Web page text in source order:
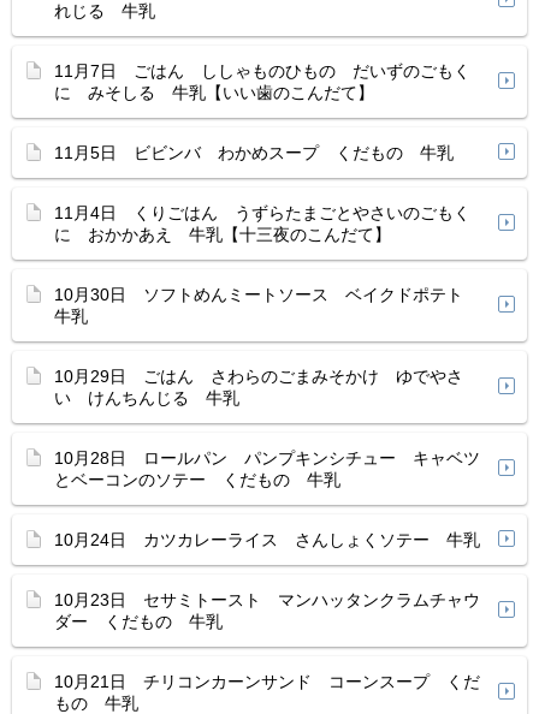
れじる 牛乳
11月7日 ごはん ししゃものひもの だいずのごもく
に みそしる 牛乳【いい歯のこんだて】
11月5日 ビビンバ わかめスープ くだもの 牛乳
11月4日 くりごはん うずらたまごとやさいのごもく
に おかかあえ 牛乳【十三夜のこんだて】
10月30日 ソフトめんミートソース ベイクドポテト
牛乳
10月29日 ごはん さわらのごまみそかけ ゆでやさ
い けんちんじる 牛乳
10月28日 ロールパン パンプキンシチュー キャベツ
とベーコンのソテー くだもの 牛乳
10月24日 カツカレーライス さんしょくソテー 牛乳
10月23日 セサミトースト マンハッタンクラムチャウ
ダー くだもの 牛乳
10月21日 チリコンカーンサンド コーンスープ くだ
もの 牛乳